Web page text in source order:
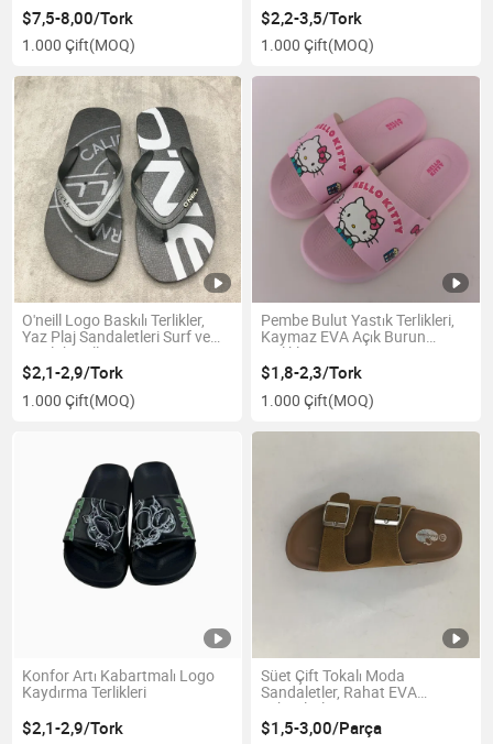
$7,5-8,00/Tork
1.000 Çift(MOQ)
$2,2-3,5/Tork
1.000 Çift(MOQ)
O'neill Logo Baskılı Terlikler,
Yaz Plaj Sandaletleri Surf ve
Günlük Kullanım için
$2,1-2,9/Tork
1.000 Çift(MOQ)
Pembe Bulut Yastık Terlikleri,
Kaymaz EVA Açık Burun
Terlikler
$1,8-2,3/Tork
1.000 Çift(MOQ)
Konfor Artı Kabartmalı Logo
Kaydırma Terlikleri
$2,1-2,9/Tork
Süet Çift Tokalı Moda
Sandaletler, Rahat EVA
Tabanlarla
$1,5-3,00/Parça